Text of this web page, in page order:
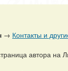
→ Контакты и
автора на